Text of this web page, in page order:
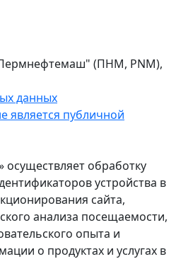
(ПНМ, PNM),
данных
является публичной
обработку
устройства в
сайта,
анализа посещаемости,
опыта и
о продуктах и услугах в